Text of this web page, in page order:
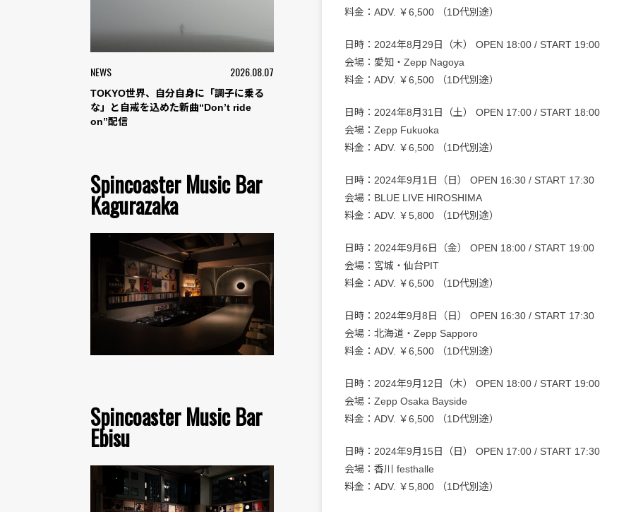
NEWS 2026.08.07
TOKYO世界、自分自身に「調子に乗る
な」と自戒を込めた新曲“Don’t ride
on”配信
Spincoaster Music Bar
Kagurazaka
Spincoaster Music Bar
Ebisu
料金：ADV. ￥6,500 （1D代別途）
日時：2024年8月29日（木） OPEN 18:00 / START 19:00
会場：愛知・Zepp Nagoya
料金：ADV. ￥6,500 （1D代別途）
日時：2024年8月31日（土） OPEN 17:00 / START 18:00
会場：Zepp Fukuoka
料金：ADV. ￥6,500 （1D代別途）
日時：2024年9月1日（日） OPEN 16:30 / START 17:30
会場：BLUE LIVE HIROSHIMA
料金：ADV. ￥5,800 （1D代別途）
日時：2024年9月6日（金） OPEN 18:00 / START 19:00
会場：宮城・仙台PIT
料金：ADV. ￥6,500 （1D代別途）
日時：2024年9月8日（日） OPEN 16:30 / START 17:30
会場：北海道・Zepp Sapporo
料金：ADV. ￥6,500 （1D代別途）
日時：2024年9月12日（木） OPEN 18:00 / START 19:00
会場：Zepp Osaka Bayside
料金：ADV. ￥6,500 （1D代別途）
日時：2024年9月15日（日） OPEN 17:00 / START 17:30
会場：香川 festhalle
料金：ADV. ￥5,800 （1D代別途）